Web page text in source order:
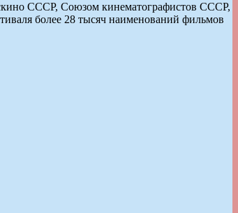
СССР, Союзом кинематографистов СССР,
более 28 тысяч наименований фильмов